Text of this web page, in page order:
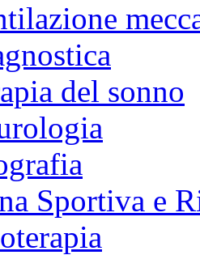
del sonno
Sportiva e